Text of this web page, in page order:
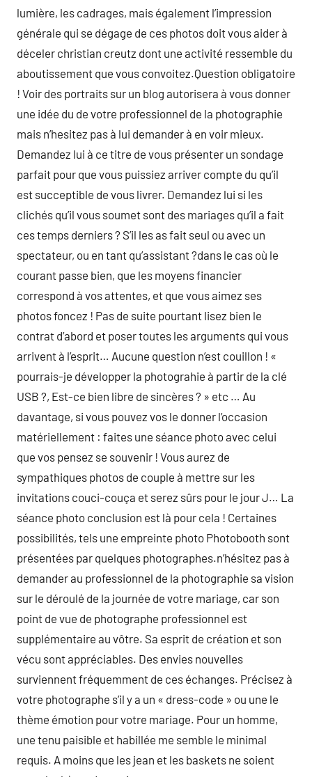
lumière, les cadrages, mais également l’impression
générale qui se dégage de ces photos doit vous aider à
déceler christian creutz dont une activité ressemble du
aboutissement que vous convoitez.Question obligatoire
! Voir des portraits sur un blog autorisera à vous donner
une idée du de votre professionnel de la photographie
mais n’hesitez pas à lui demander à en voir mieux.
Demandez lui à ce titre de vous présenter un sondage
parfait pour que vous puissiez arriver compte du qu’il
est succeptible de vous livrer. Demandez lui si les
clichés qu’il vous soumet sont des mariages qu’il a fait
ces temps derniers ? S’il les as fait seul ou avec un
spectateur, ou en tant qu’assistant ?dans le cas où le
courant passe bien, que les moyens financier
correspond à vos attentes, et que vous aimez ses
photos foncez ! Pas de suite pourtant lisez bien le
contrat d’abord et poser toutes les arguments qui vous
arrivent à l’esprit… Aucune question n’est couillon ! «
pourrais-je développer la photograhie à partir de la clé
USB ?, Est-ce bien libre de sincères ? » etc … Au
davantage, si vous pouvez vos le donner l’occasion
matériellement : faites une séance photo avec celui
que vos pensez se souvenir ! Vous aurez de
sympathiques photos de couple à mettre sur les
invitations couci-couça et serez sûrs pour le jour J… La
séance photo conclusion est là pour cela ! Certaines
possibilités, tels une empreinte photo Photobooth sont
présentées par quelques photographes.n’hésitez pas à
demander au professionnel de la photographie sa vision
sur le déroulé de la journée de votre mariage, car son
point de vue de photographe professionnel est
supplémentaire au vôtre. Sa esprit de création et son
vécu sont appréciables. Des envies nouvelles
surviennent fréquemment de ces échanges. Précisez à
votre photographe s’il y a un « dress-code » ou une le
thème émotion pour votre mariage. Pour un homme,
une tenu paisible et habillée me semble le minimal
requis. A moins que les jean et les baskets ne soient